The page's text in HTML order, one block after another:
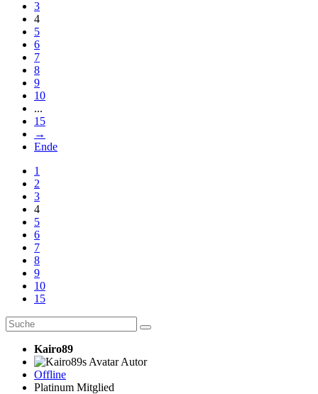
3
4
5
6
7
8
9
10
...
15
→
Ende
1
2
3
4
5
6
7
8
9
10
15
Kairo89
Autor
Offline
Platinum Mitglied